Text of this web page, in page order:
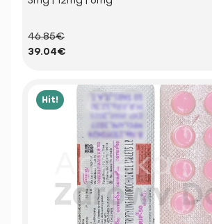
46.85€
39.04€
Hit!